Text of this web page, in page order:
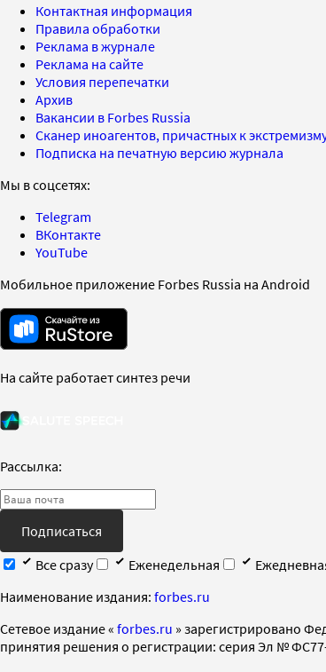
Контактная информация
Правила обработки
Реклама в журнале
Реклама на сайте
Условия перепечатки
Архив
Вакансии в Forbes Russia
Сканер иноагентов, причастных к
Подписка на печатную версию журнала
Мы в соцсетях:
Telegram
ВКонтакте
YouTube
Мобильное приложение Forbes Russia на Android
На сайте работает синтез речи
Рассылка:
Подписаться
Все сразу
Еженедельная
Наименование издания: forbes.ru
Cетевое издание « forbes.ru » зарегистрировано
принятия решения о регистрации: серия Эл № ФС77-